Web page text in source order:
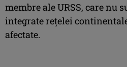
membre ale URSS, care nu
integrate reţelei
afectate.